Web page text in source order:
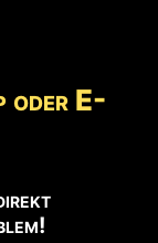
oder E-